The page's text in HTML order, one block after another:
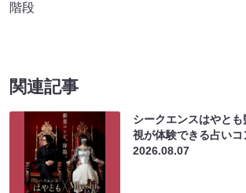
階段
関連記事
シークエンスはやと
視が体験できる占い
2026.08.07